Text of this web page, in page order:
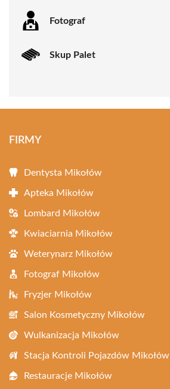
Fotograf
Skup Palet
FIRMY
Dentysta Mikołów
Apteka Mikołów
Lombard Mikołów
Kwiaciarnia Mikołów
Weterynarz Mikołów
Fotograf Mikołów
Fryzjer Mikołów
Salon Kosmetyczny Mikołów
Wulkanizacja Mikołów
Stacja Kontroli Pojazdów Mikołów
Restauracje Mikołów